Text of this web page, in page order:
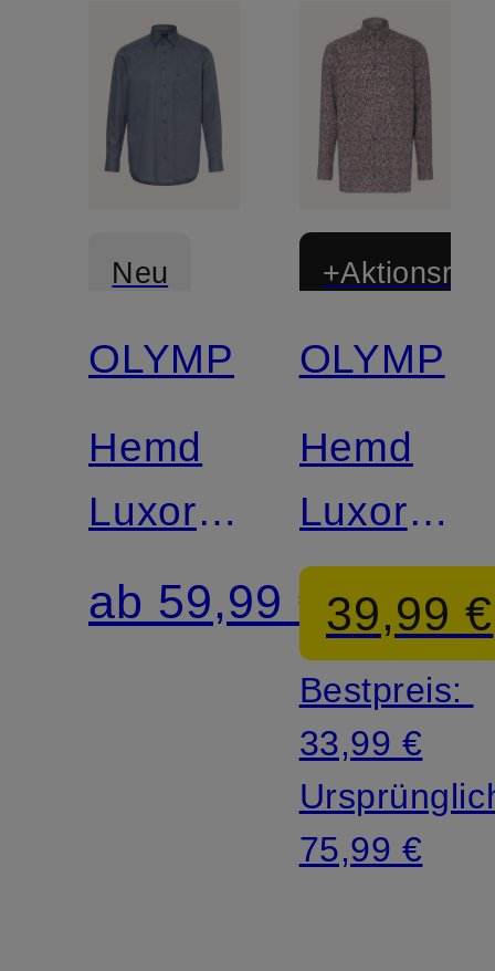
Neu
Zertifiziert
OLYMP
Hemd
Luxor
comfort
fit
ab 59,99 €
Zertifiziert
OLYMP
Hemd
Luxor
comfort
fit39,99 €
Bestpreis:
33,99 €
75,99 €